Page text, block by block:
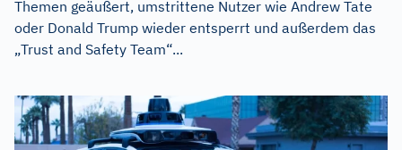
Themen geäußert, umstrittene Nutzer wie Andrew Tate
oder Donald Trump wieder entsperrt und außerdem das
„Trust and Safety Team“...